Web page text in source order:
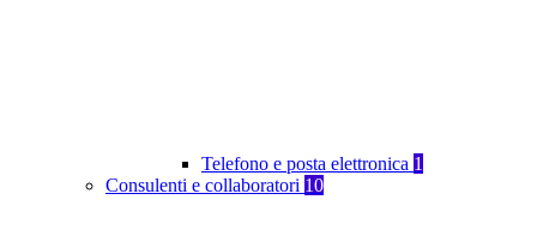
Telefono e posta elettronica 1
Consulenti e collaboratori 10